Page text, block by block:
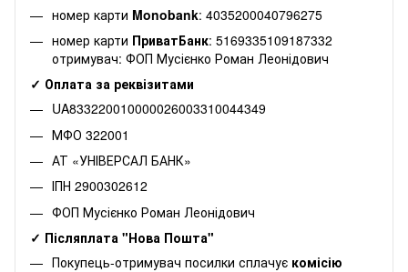
номер карти Monobank: 4035200040796275
номер карти ПриватБанк: 5169335109187332
отримувач: ФОП Мусієнко Роман Леонідович
✓ Оплата за реквізитами
UA833220010000026003310044349
МФО 322001
АТ «УНІВЕРСАЛ БАНК»
ІПН 2900302612
ФОП Мусієнко Роман Леонідович
✓ Післяплата "Нова Пошта"
Покупець-отримувач посилки сплачує комісію